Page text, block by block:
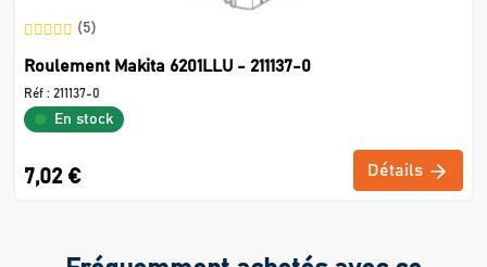
(5)
Roulement Makita 6201LLU - 211137-0
Réf : 211137-0
En stock
7,02 € Détails